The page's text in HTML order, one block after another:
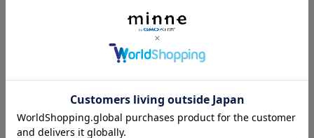
minneとものづくりと
minneの本